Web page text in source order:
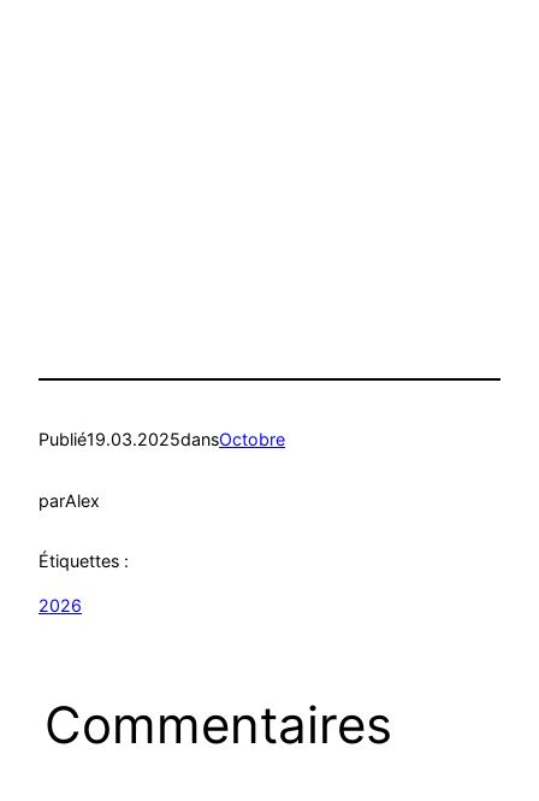
Publié19.03.2025dansOctobre
parAlex
Étiquettes :
2026
Commentaires